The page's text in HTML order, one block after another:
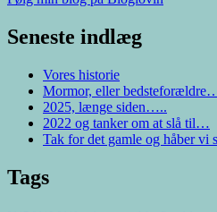
Seneste indlæg
Vores historie
Mormor, eller
2025, længe siden…..
2022 og tanker om at slå til…
Tak for det gamle og håber vi
Tags